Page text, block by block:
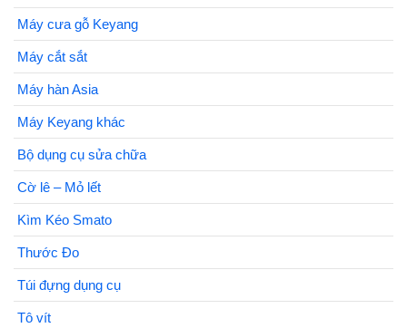
Máy cưa gỗ Keyang
Máy cắt sắt
Máy hàn Asia
Máy Keyang khác
Bộ dụng cụ sửa chữa
Cờ lê – Mỏ lết
Kìm Kéo Smato
Thước Đo
Túi đựng dụng cụ
Tô vít